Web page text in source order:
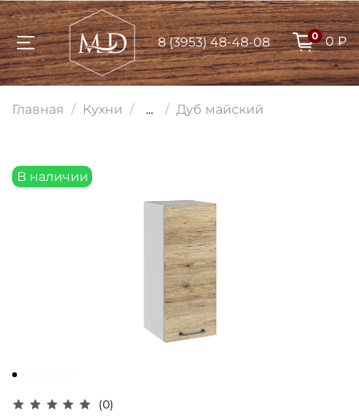
8 (3953) 48-48-08 0 0 ₽
Главная Кухни ... Дуб майский
В наличии
(0)
Для клиентов всех банков
Добавляйте товары